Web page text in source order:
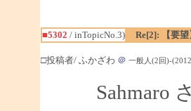
■5302 / inTopicNo.3) Re[2]: 【要
□投稿者/ ふかざわ ＠ 一般人(2回)-
Sahmaro